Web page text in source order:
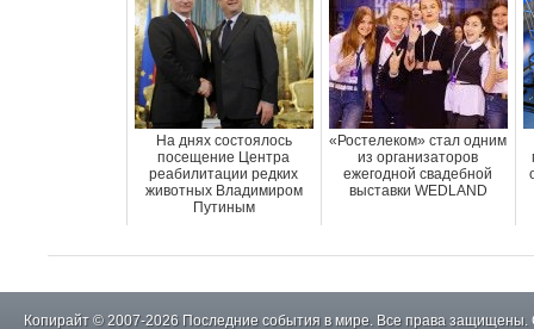
На днях состоялось
посещение Центра
реабилитации редких
животных Владимиром
Путиным
«Ростелеком» стал одним
из организаторов
ежегодной свадебной
выставки WEDLAND
Копирайт © 2007-2026 Последние события в мире. Все права защищены.